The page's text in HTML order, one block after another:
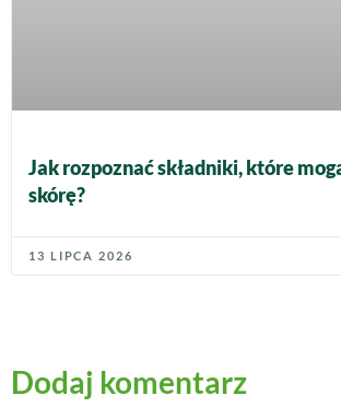
Jak rozpoznać składniki, które
skórę?
13 LIPCA 2026
Dodaj komentarz